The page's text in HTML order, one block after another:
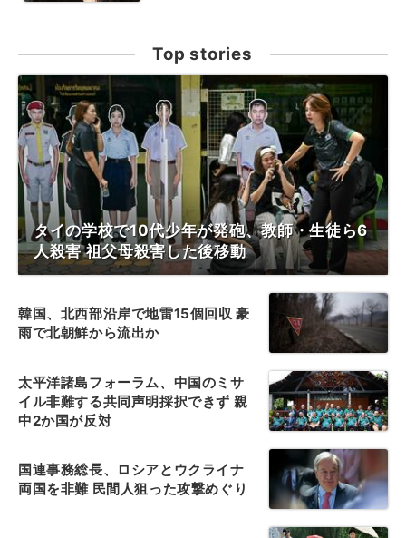
Top stories
タイの学校で10代少年が発砲、教師・生徒ら6
人殺害 祖父母殺害した後移動
韓国、北西部沿岸で地雷15個回収 豪
雨で北朝鮮から流出か
太平洋諸島フォーラム、中国のミサ
イル非難する共同声明採択できず 親
中2か国が反対
国連事務総長、ロシアとウクライナ
両国を非難 民間人狙った攻撃めぐり